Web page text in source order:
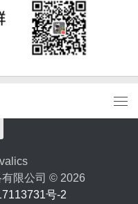
限公司 © 2026
号-2